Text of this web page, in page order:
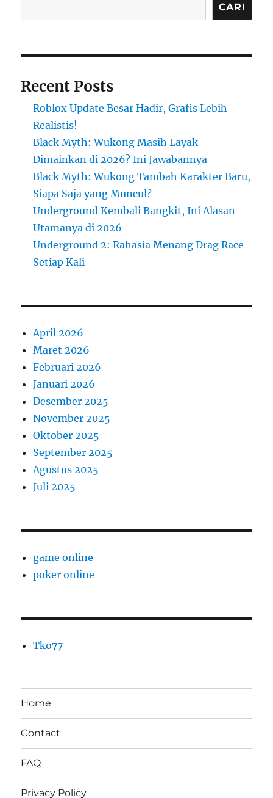
CARI
Recent Posts
Roblox Update Besar Hadir, Grafis Lebih
Realistis!
Black Myth: Wukong Masih Layak
Dimainkan di 2026? Ini Jawabannya
Black Myth: Wukong Tambah Karakter Baru,
Siapa Saja yang Muncul?
Underground Kembali Bangkit, Ini Alasan
Utamanya di 2026
Underground 2: Rahasia Menang Drag Race
Setiap Kali
April 2026
Maret 2026
Februari 2026
Januari 2026
Desember 2025
November 2025
Oktober 2025
September 2025
Agustus 2025
Juli 2025
game online
poker online
Tko77
Home
Contact
FAQ
Privacy Policy